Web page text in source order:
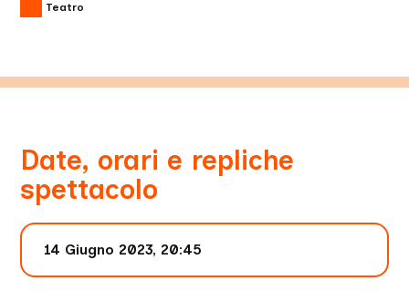
Teatro
Date, orari e repliche
spettacolo
14 Giugno 2023, 20:45